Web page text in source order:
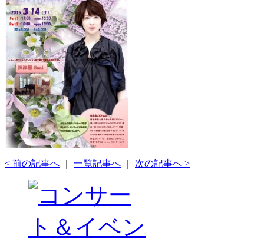
< 前の記事へ 一覧記事へ 次の記事へ >